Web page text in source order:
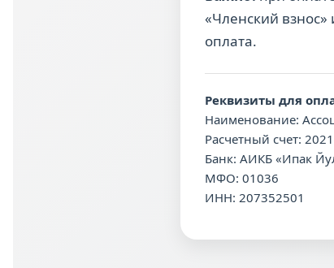
«Членский взнос»
оплата.
Реквизиты для
Наименование:
Расчетный счет:
Банк: АИКБ «Ипак
МФО: 01036
ИНН: 207352501